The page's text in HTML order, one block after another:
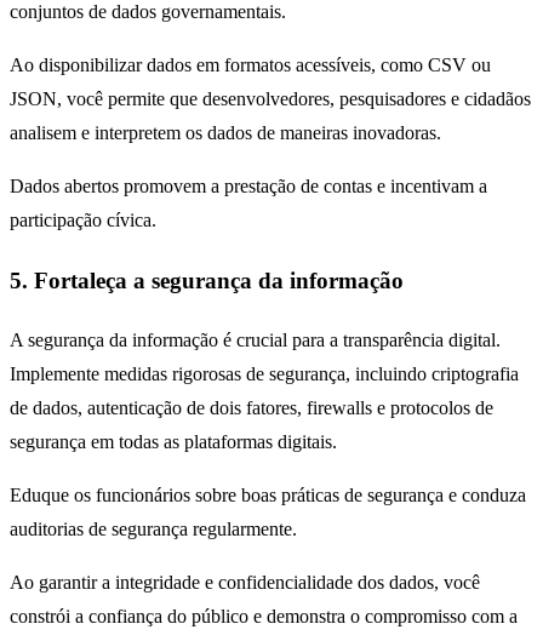
conjuntos de dados governamentais.
Ao disponibilizar dados em formatos acessíveis, como CSV ou
JSON, você permite que desenvolvedores, pesquisadores e cidadãos
analisem e interpretem os dados de maneiras inovadoras.
Dados abertos promovem a prestação de contas e incentivam a
participação cívica.
5. Fortaleça a segurança da informação
A segurança da informação é crucial para a transparência digital.
Implemente medidas rigorosas de segurança, incluindo criptografia
de dados, autenticação de dois fatores, firewalls e protocolos de
segurança em todas as plataformas digitais.
Eduque os funcionários sobre boas práticas de segurança e conduza
auditorias de segurança regularmente.
Ao garantir a integridade e confidencialidade dos dados, você
constrói a confiança do público e demonstra o compromisso com a